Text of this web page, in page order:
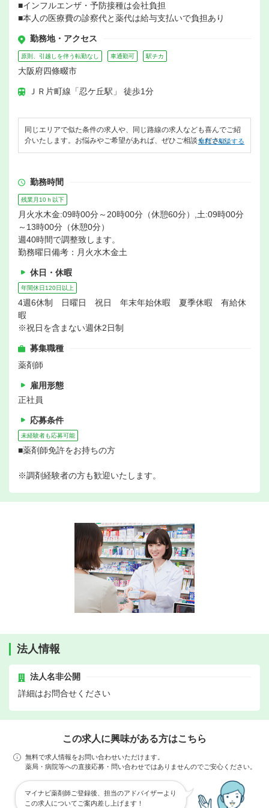
■インフルエンザ・予防接種は会社負担
■本人の医療費の診察代と薬代は給与支払いで負担あり
勤務地・アクセス
原則、引越しを伴う転勤なし 車通勤可 駅チカ
大阪府四條畷市
ＪＲ片町線「忍ケ丘駅」 徒歩1分
同じエリアで似た条件の求人や、同じ路線の求人なども喜んでご紹
介いたします。お悩みやご希望があれば、ぜひご相談ください。
無料で相談する
勤務時間
残業月10ｈ以下
月火水木金:09時00分～20時00分（休憩60分）,土:09時00分
～13時00分（休憩0分）
週40時間で調整致します。
勤務曜日備考：月火水木金土
休日・休暇
年間休日120日以上
4週6休制 日曜日 祝日 年末年始休暇 夏季休暇 有給休
暇
※祝日を含まない週休2日制
募集職種
薬剤師
雇用形態
正社員
応募条件
未経験者も応募可能
■薬剤師免許をお持ちの方
※調剤経験者の方も歓迎いたします。
法人情報
法人名非公開
詳細はお問合せください
この求人に興味がある方はこちら
無料で求人情報をお問い合わせいただけます。
薬局・病院等への直接応募・問い合わせではありませんのでご安心ください。
マイナビ薬剤師ご登録後、担当のアドバイザーより
この求人についてご案内差し上げます！